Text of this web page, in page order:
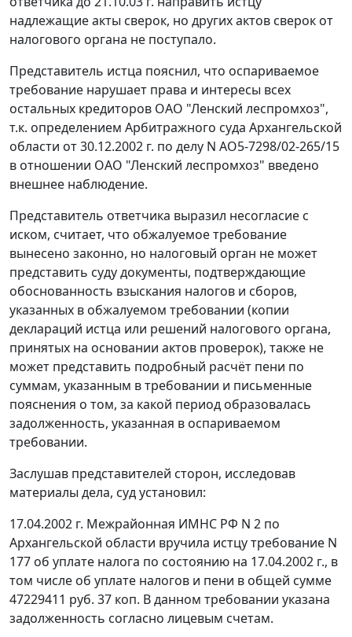
надлежащие акты сверок, но других актов сверок от
налогового органа не поступало.
Представитель истца пояснил, что оспариваемое
требование нарушает права и интересы всех
остальных кредиторов ОАО "Ленский леспромхоз",
т.к. определением Арбитражного суда Архангельской
области от 30.12.2002 г. по делу N АО5-7298/02-265/15
в отношении ОАО "Ленский леспромхоз" введено
внешнее наблюдение.
Представитель ответчика выразил несогласие с
иском, считает, что обжалуемое требование
вынесено законно, но налоговый орган не может
представить суду документы, подтверждающие
обоснованность взыскания налогов и сборов,
указанных в обжалуемом требовании (копии
деклараций истца или решений налогового органа,
принятых на основании актов проверок), также не
может представить подробный расчёт пени по
суммам, указанным в требовании и письменные
пояснения о том, за какой период образовалась
задолженность, указанная в оспариваемом
требовании.
Заслушав представителей сторон, исследовав
материалы дела, суд установил:
17.04.2002 г. Межрайонная ИМНС РФ N 2 по
Архангельской области вручила истцу требование N
177 об уплате налога по состоянию на 17.04.2002 г., в
том числе об уплате налогов и пени в общей сумме
47229411 руб. 37 коп. В данном требовании указана
задолженность согласно лицевым счетам.